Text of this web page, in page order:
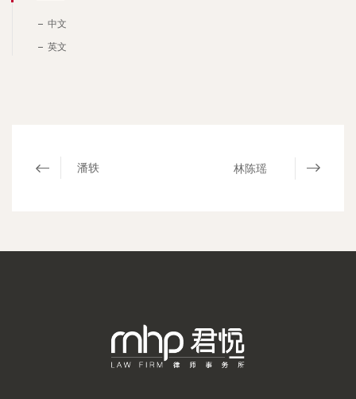
中文
英文
潘轶 林陈瑶